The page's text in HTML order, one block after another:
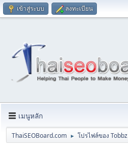
เข้าสู่ระบบ ลงทะเบียน
เมนูหลัก
ThaiSEOBoard.com ► โปรไฟล์ของ Tobbz